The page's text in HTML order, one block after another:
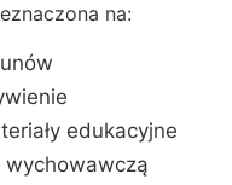
na:
edukacyjne
wychowawczą